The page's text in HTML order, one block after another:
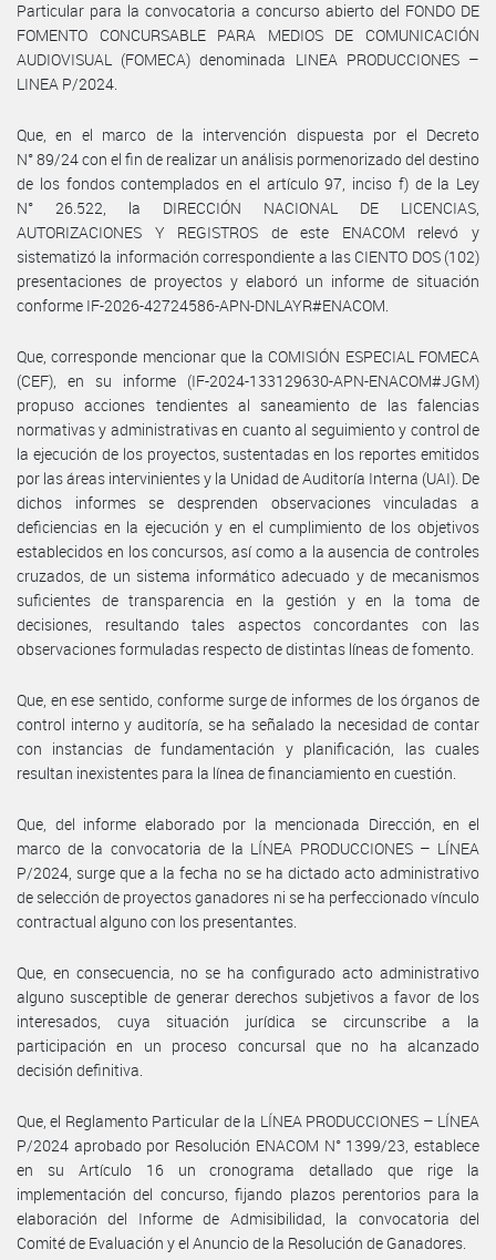
Particular para la convocatoria a concurso abierto del FONDO DE
FOMENTO CONCURSABLE PARA MEDIOS DE COMUNICACIÓN
AUDIOVISUAL (FOMECA) denominada LINEA PRODUCCIONES –
LINEA P/2024.
Que, en el marco de la intervención dispuesta por el Decreto
N° 89/24 con el fin de realizar un análisis pormenorizado del destino
de los fondos contemplados en el artículo 97, inciso f) de la Ley
N° 26.522, la DIRECCIÓN NACIONAL DE LICENCIAS,
AUTORIZACIONES Y REGISTROS de este ENACOM relevó y
sistematizó la información correspondiente a las CIENTO DOS (102)
presentaciones de proyectos y elaboró un informe de situación
conforme IF-2026-42724586-APN-DNLAYR#ENACOM.
Que, corresponde mencionar que la COMISIÓN ESPECIAL FOMECA
(CEF), en su informe (IF-2024-133129630-APN-ENACOM#JGM)
propuso acciones tendientes al saneamiento de las falencias
normativas y administrativas en cuanto al seguimiento y control de
la ejecución de los proyectos, sustentadas en los reportes emitidos
por las áreas intervinientes y la Unidad de Auditoría Interna (UAI). De
dichos informes se desprenden observaciones vinculadas a
deficiencias en la ejecución y en el cumplimiento de los objetivos
establecidos en los concursos, así como a la ausencia de controles
cruzados, de un sistema informático adecuado y de mecanismos
suficientes de transparencia en la gestión y en la toma de
decisiones, resultando tales aspectos concordantes con las
observaciones formuladas respecto de distintas líneas de fomento.
Que, en ese sentido, conforme surge de informes de los órganos de
control interno y auditoría, se ha señalado la necesidad de contar
con instancias de fundamentación y planificación, las cuales
resultan inexistentes para la línea de financiamiento en cuestión.
Que, del informe elaborado por la mencionada Dirección, en el
marco de la convocatoria de la LÍNEA PRODUCCIONES – LÍNEA
P/2024, surge que a la fecha no se ha dictado acto administrativo
de selección de proyectos ganadores ni se ha perfeccionado vínculo
contractual alguno con los presentantes.
Que, en consecuencia, no se ha configurado acto administrativo
alguno susceptible de generar derechos subjetivos a favor de los
interesados, cuya situación jurídica se circunscribe a la
participación en un proceso concursal que no ha alcanzado
decisión definitiva.
Que, el Reglamento Particular de la LÍNEA PRODUCCIONES – LÍNEA
P/2024 aprobado por Resolución ENACOM N° 1399/23, establece
en su Artículo 16 un cronograma detallado que rige la
implementación del concurso, fijando plazos perentorios para la
elaboración del Informe de Admisibilidad, la convocatoria del
Comité de Evaluación y el Anuncio de la Resolución de Ganadores.